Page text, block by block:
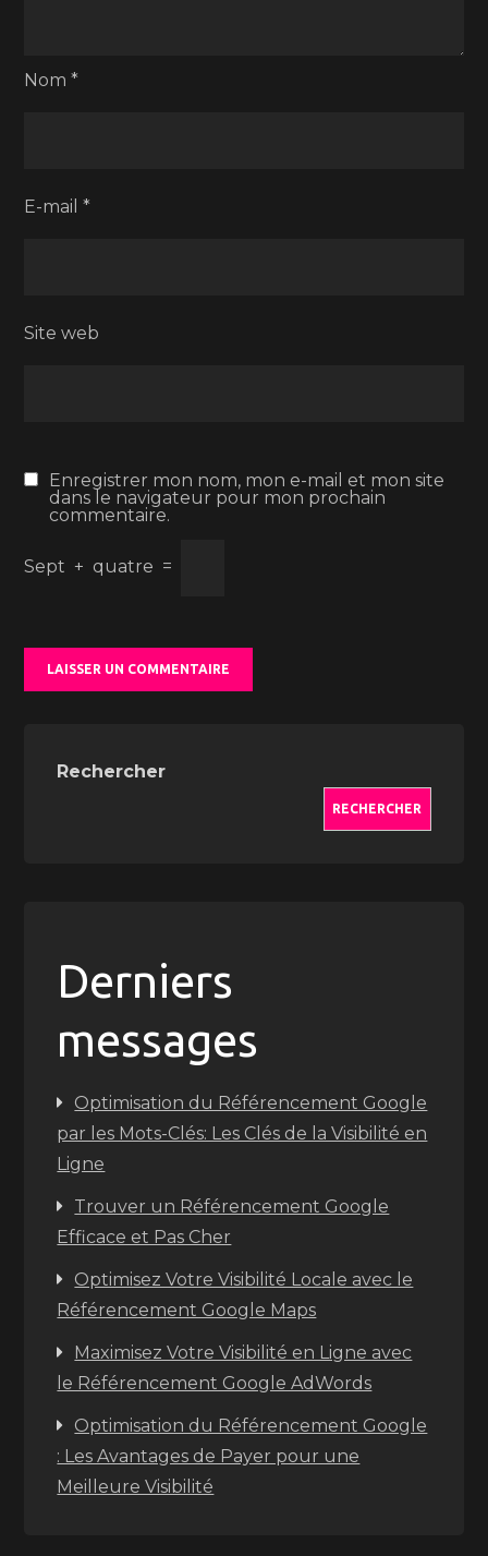
Nom*
E-mail*
Site web
Enregistrer mon nom, mon e-mail et mon site
dans le navigateur pour mon prochain
commentaire.
Sept + quatre =
Rechercher
RECHERCHER
Derniers
messages
Optimisation du Référencement Google
par les Mots-Clés: Les Clés de la Visibilité en
Ligne
Trouver un Référencement Google
Efficace et Pas Cher
Optimisez Votre Visibilité Locale avec le
Référencement Google Maps
Maximisez Votre Visibilité en Ligne avec
le Référencement Google AdWords
Optimisation du Référencement Google
: Les Avantages de Payer pour une
Meilleure Visibilité